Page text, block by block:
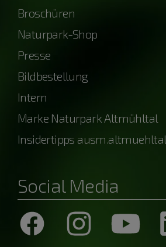
Broschüren
Naturpark-Shop
Presse
Bildbestellung
Intern
Marke Naturpark Altmühltal
Insidertipps ausm.altmuehltal
Social Media